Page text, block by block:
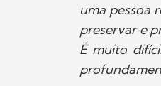
uma pessoa
preservar e
É muito